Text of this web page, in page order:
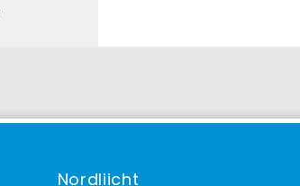
Nordliicht